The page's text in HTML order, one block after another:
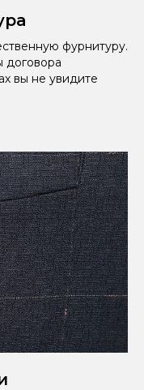
фурнитуру.
договора
вы не увидите